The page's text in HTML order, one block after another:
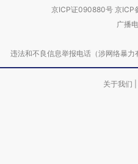
京ICP证090880号 京ICP
广播
违法和不良信息举报电话（涉网络暴
关于我们